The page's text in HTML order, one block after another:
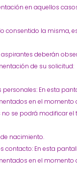
en aquellos
consentido la misma,
deberán
de su solicitud:
personales: En esta
en el momento
se podrá modificar el
nacimiento.
contacto: En esta
en el momento